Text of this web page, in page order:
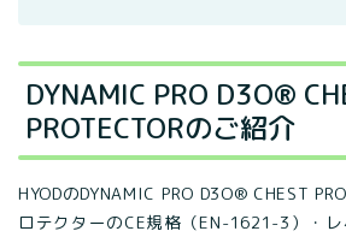
DYNAMIC PRO D3O®
PROTECTORのご紹介
HYODのDYNAMIC PRO D3O® CHEST
ロテクターのCE規格（EN-1621-3）・